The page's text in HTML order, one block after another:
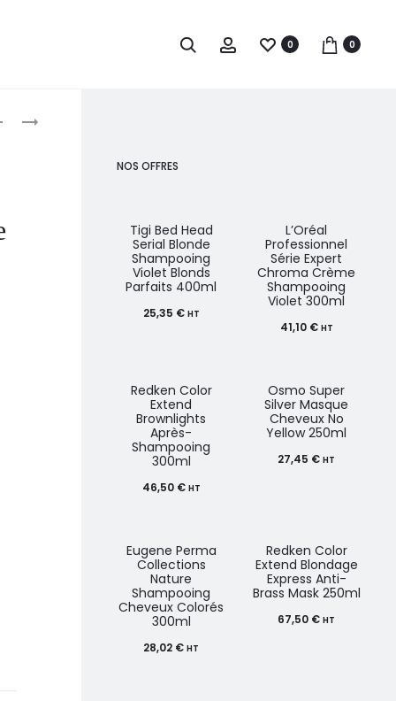
0 0
navigation
L’ORÉAL
UNLIMITED
L’ORÉAL
MASQUE
NOS OFFRES
Tigi Bed Head
Serial Blonde
Shampooing
Violet Blonds
Parfaits 400ml
25,35 € HT
L’Oréal
Professionnel
Série Expert
Chroma Crème
Shampooing
Violet 300ml
41,10 € HT
Redken Color
Extend
Brownlights
Après-
Shampooing
300ml
46,50 € HT
Osmo Super
Silver Masque
Cheveux No
Yellow 250ml
27,45 € HT
Eugene Perma
Collections
Nature
Shampooing
Cheveux Colorés
300ml
28,02 € HT
Redken Color
Extend Blondage
Express Anti-
Brass Mask 250ml
67,50 € HT